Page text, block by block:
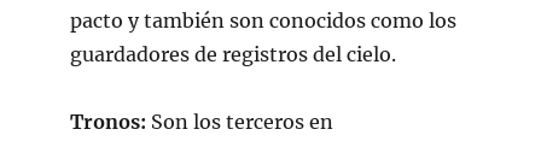
pacto y también son conocidos como los
guardadores de registros del cielo.
Tronos: Son los terceros en